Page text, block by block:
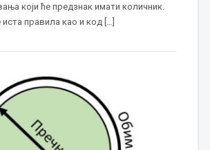
који ће предзнак имати количник.
правила као и код […]